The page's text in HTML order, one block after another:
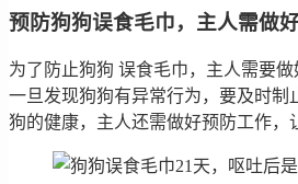
预防狗狗误食毛巾，主人需做
为了防止狗狗 误食毛巾，主人需要
一旦发现狗狗有异常行为，要及时
狗的健康，主人还需做好预防工作，